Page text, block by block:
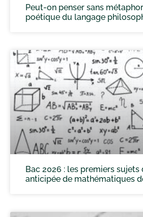
Peut-on penser sans
poétique du langage
Bac 2026 : les premiers sujets
anticipée de mathématiques